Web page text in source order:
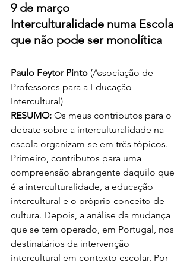
9 de março
Interculturalidade numa Escola
que não pode ser monolítica
Paulo Feytor Pinto (Associação de
Professores para a Educação
Intercultural)
RESUMO: Os meus contributos para o
debate sobre a interculturalidade na
escola organizam-se em três tópicos.
Primeiro, contributos para uma
compreensão abrangente daquilo que
é a interculturalidade, a educação
intercultural e o próprio conceito de
cultura. Depois, a análise da mudança
que se tem operado, em Portugal, nos
destinatários da intervenção
intercultural em contexto escolar. Por